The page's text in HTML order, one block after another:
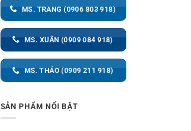
MS. TRANG (0906 803 918)
MS. XUÂN (0909 084 918)
MS. THẢO (0909 211 918)
SẢN PHẨM NỔI BẬT